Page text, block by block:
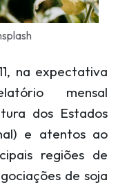
na expectativa
mensal
dos Estados
e atentos ao
regiões de
de soja